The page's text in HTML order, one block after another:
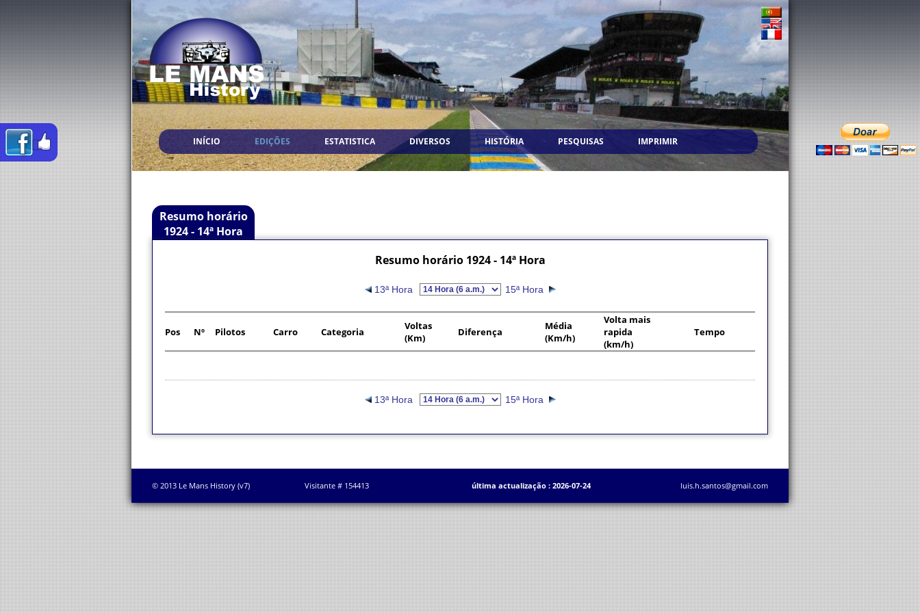
INÍCIO EDIÇÕES ESTATISTICA DIVERSOS HISTÓRIA PESQUISAS IMPRIMIR
Resumo horário
1924 - 14ª Hora
Resumo horário 1924 - 14ª Hora
13ª Hora 15ª Hora
Pos Nº Pilotos Carro Categoria
Voltas
(Km)
Diferença
Média
(Km/h)
Volta mais
rapida
(km/h)
Tempo
13ª Hora 15ª Hora
© 2013 Le Mans History (v7) Visitante # 154413 última actualização : 2026-07-24 luis.h.santos@gmail.com